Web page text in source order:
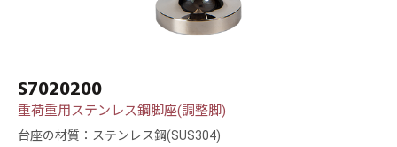
S7020200
重荷重用ステンレス鋼脚座(調整脚)
台座の材質：ステンレス鋼(SUS304)